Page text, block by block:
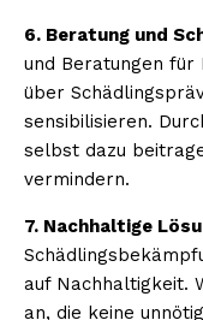
6. Beratung und
und Beratungen für
über
sensibilisieren.
selbst dazu
vermindern.
7. Nachhaltige
auf Nachhaltigkeit.
an, die keine